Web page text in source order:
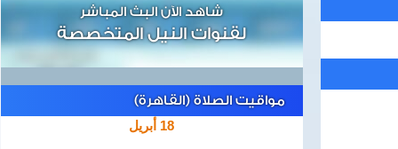
شاهد الآن البث المباشر
لقنوات النيل المتخصصة
مواقيت الصلاة (القاهرة)
18 أبريل